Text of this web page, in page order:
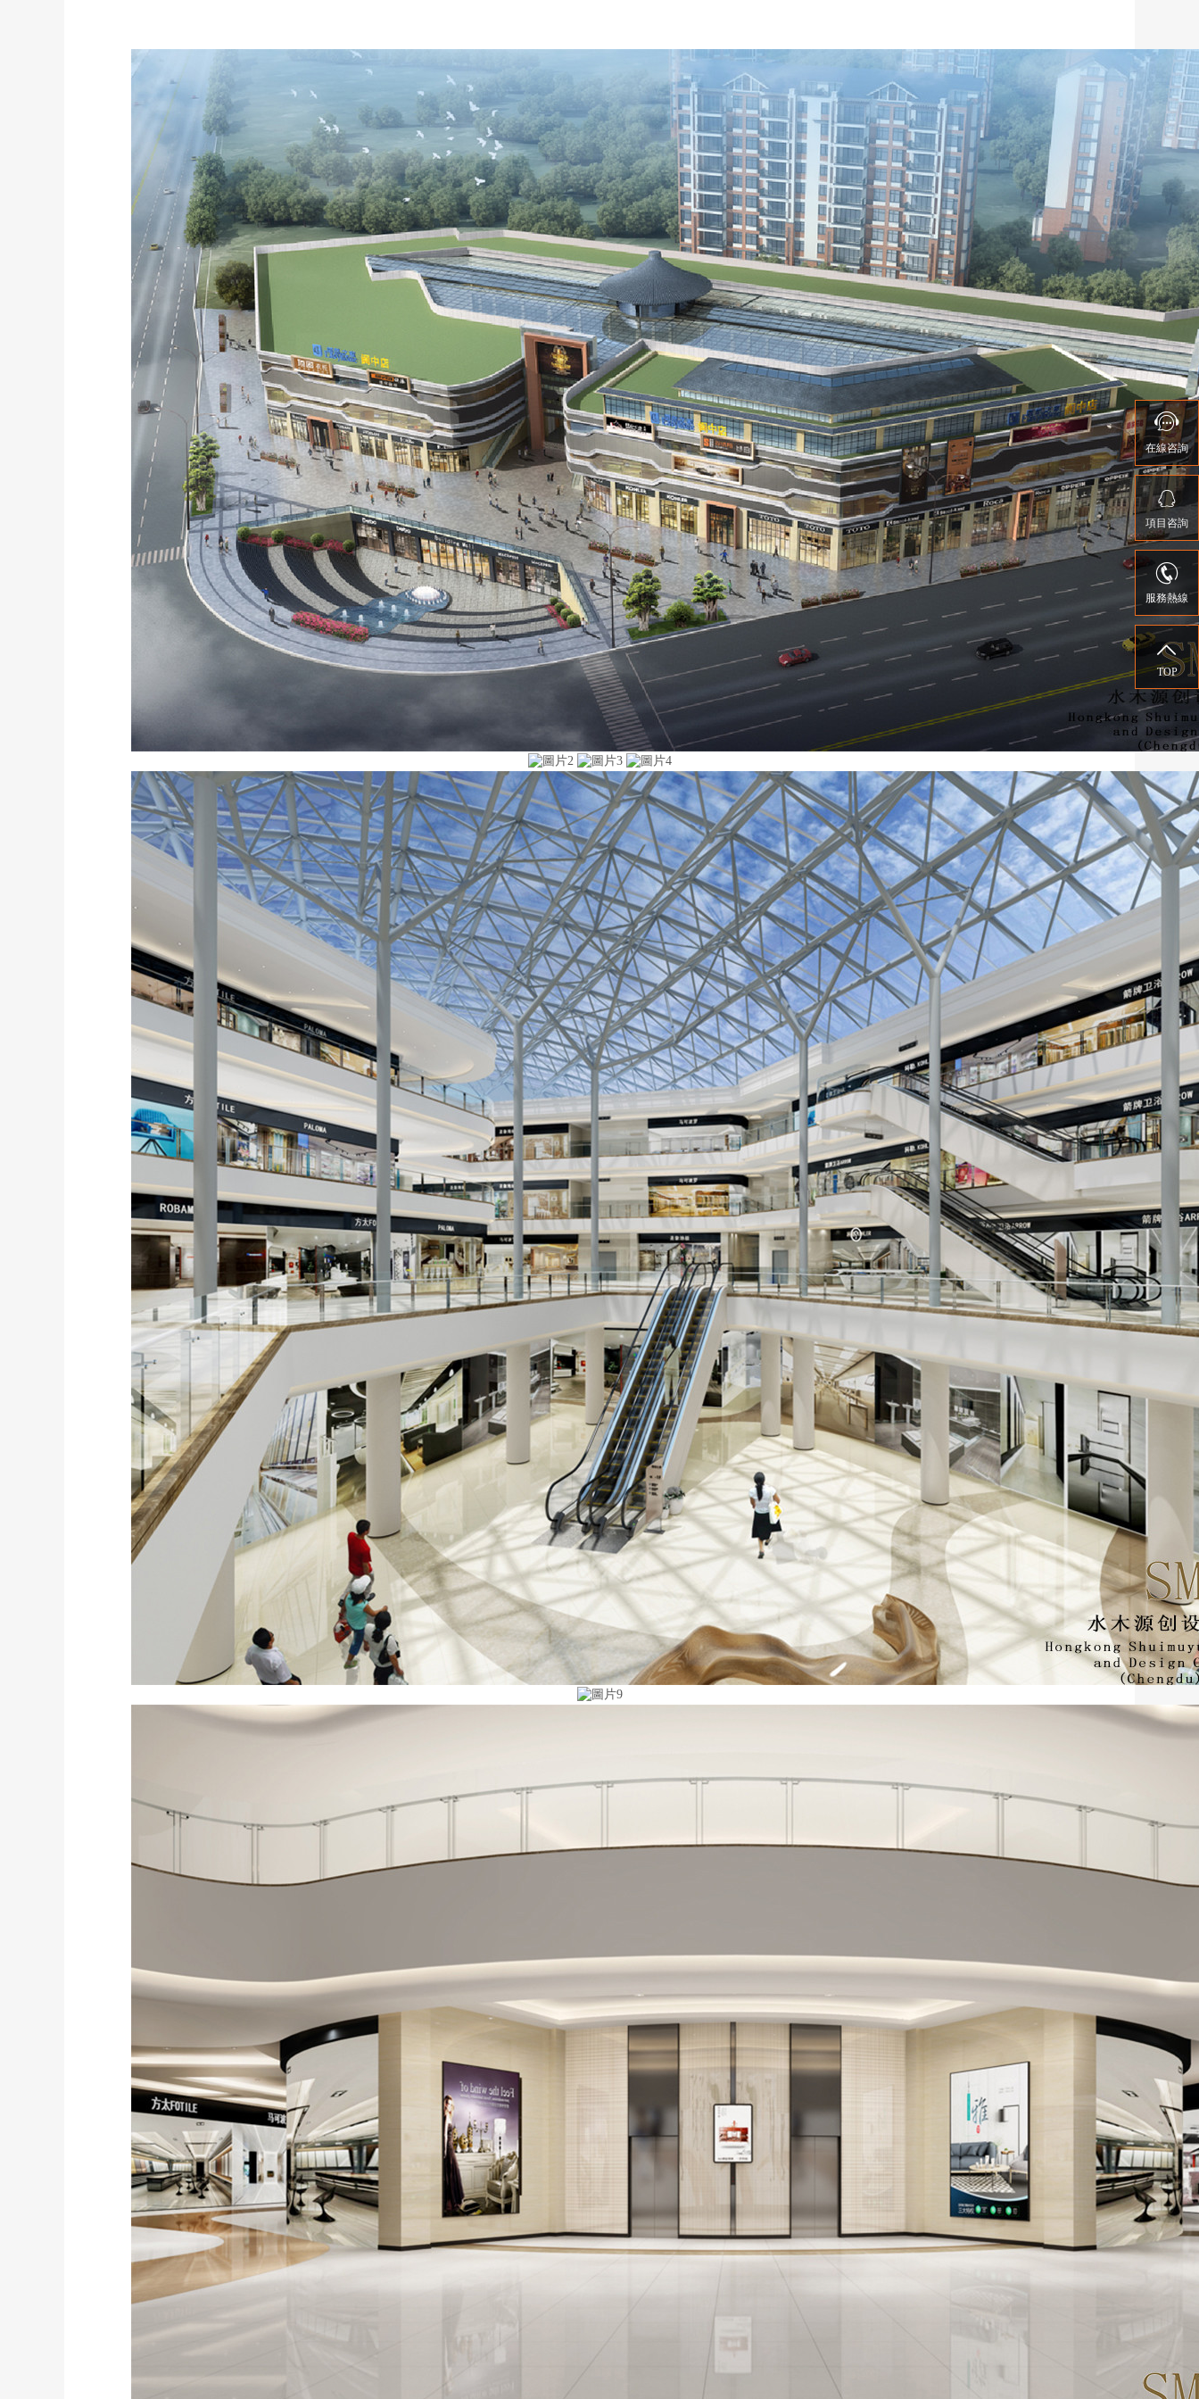

在線咨詢

項目咨詢

服務熱線

TOP